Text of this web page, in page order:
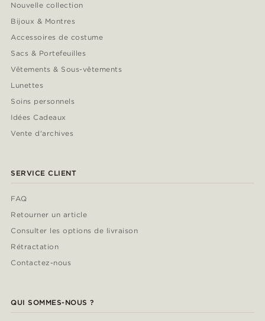
Nouvelle collection
Bijoux & Montres
Accessoires de costume
Sacs & Portefeuilles
Vêtements & Sous-vêtements
Lunettes
Soins personnels
Idées Cadeaux
Vente d'archives
SERVICE CLIENT
FAQ
Retourner un article
Consulter les options de livraison
Rétractation
Contactez-nous
QUI SOMMES-NOUS ?